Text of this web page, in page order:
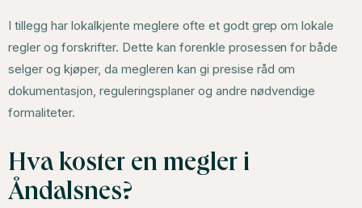
I tillegg har lokalkjente meglere ofte et godt grep om lokale
regler og forskrifter. Dette kan forenkle prosessen for både
selger og kjøper, da megleren kan gi presise råd om
dokumentasjon, reguleringsplaner og andre nødvendige
formaliteter.
Hva koster en megler i
Åndalsnes?